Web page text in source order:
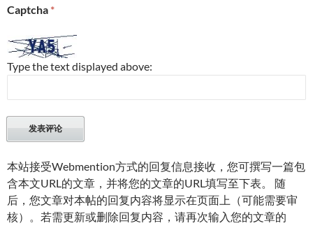
Captcha *
Type the text displayed above:
本站接受Webmention方式的回复信息接收，您可撰写一篇包
含本文URL的文章，并将您的文章的URL填写至下表。 随
后，您文章对本帖的回复内容将显示在页面上（可能需要审
核）。若需更新或删除回复内容，请再次输入您的文章的